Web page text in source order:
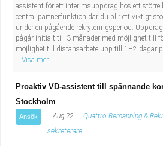
assistent för ett interimsuppdrag hos ett större
central partnerfunktion där du blir ett viktigt
under en pågående rekryteringsperiod.
pågår initialt till 3 månader med möjlighet till
möjlighet till distansarbete upp till 1–2 dagar
Visa mer
Proaktiv VD-assistent till spännande
Stockholm
Ansök Aug 22 Quattro Bemanning &
sekreterare